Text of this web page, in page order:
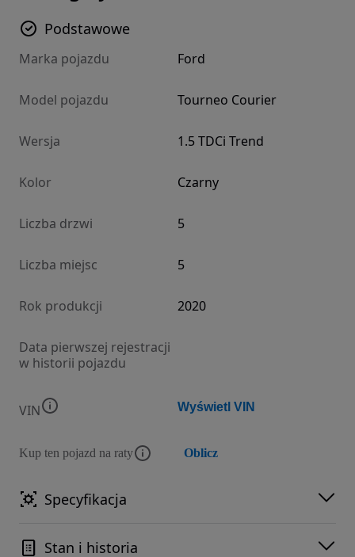
Podstawowe
Marka pojazdu Ford
Model pojazdu Tourneo Courier
Wersja 1.5 TDCi Trend
Kolor Czarny
Liczba drzwi 5
Liczba miejsc 5
Rok produkcji 2020
Data pierwszej rejestracji
w historii pojazdu
VIN Wyświetl VIN
Kup ten pojazd na raty Oblicz
Specyfikacja
Stan i historia